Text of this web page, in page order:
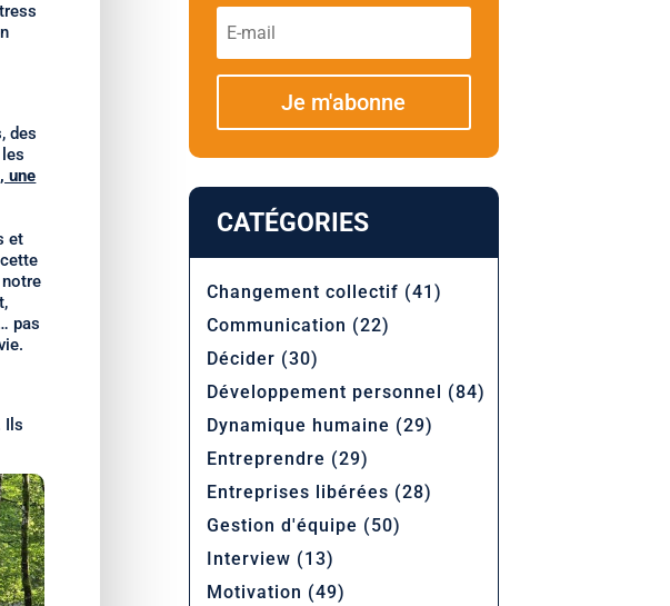
des
une
et
pas
Ils
Je m'abonne
CATÉGORIES
Changement collectif (41)
Communication (22)
Décider (30)
Développement personnel (84)
Dynamique humaine (29)
Entreprendre (29)
Entreprises libérées (28)
Gestion d'équipe (50)
Interview (13)
Motivation (49)